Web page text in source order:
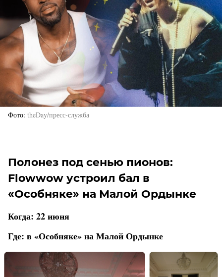
Фото theDay/пресс-служба
Полонез под сенью пионов:
Flowwow устроил бал в
«Особняке» на Малой Ордынке
Когда: 22 июня
Где: в «Особняке» на Малой Ордынке